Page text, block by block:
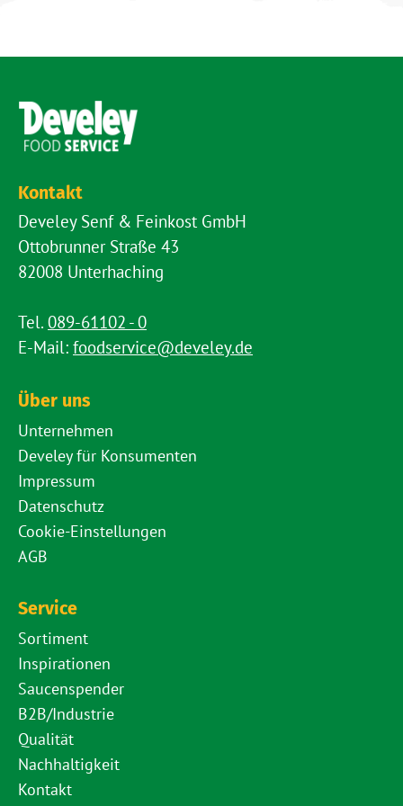
Kontakt
Develey Senf & Feinkost GmbH
Ottobrunner Straße 43
82008 Unterhaching
Tel. 089-61102 - 0
E-Mail: foodservice@develey.de
Über uns
Unternehmen
Develey für Konsumenten
Impressum
Datenschutz
Cookie-Einstellungen
AGB
Service
Sortiment
Inspirationen
Saucenspender
B2B/Industrie
Qualität
Nachhaltigkeit
Kontakt